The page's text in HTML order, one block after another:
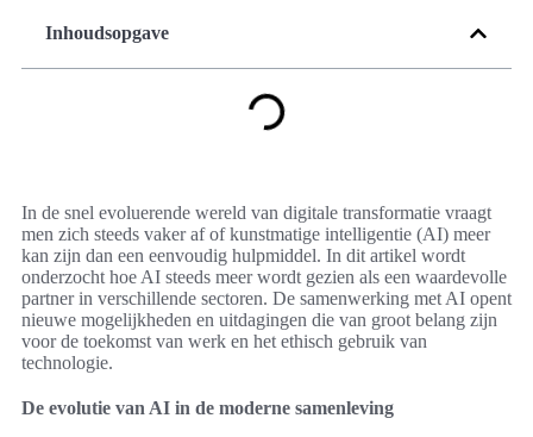
Inhoudsopgave
In de snel evoluerende wereld van digitale transformatie vraagt
men zich steeds vaker af of kunstmatige intelligentie (AI) meer
kan zijn dan een eenvoudig hulpmiddel. In dit artikel wordt
onderzocht hoe AI steeds meer wordt gezien als een waardevolle
partner in verschillende sectoren. De samenwerking met AI opent
nieuwe mogelijkheden en uitdagingen die van groot belang zijn
voor de toekomst van werk en het ethisch gebruik van
technologie.
De evolutie van AI in de moderne samenleving